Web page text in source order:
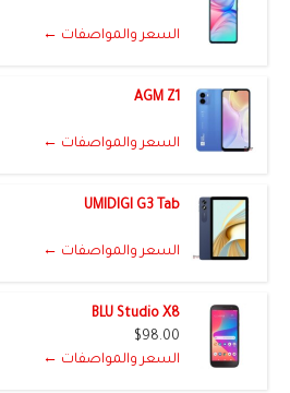
السعر والمواصفات ←
AGM Z1
السعر والمواصفات ←
UMIDIGI G3 Tab
السعر والمواصفات ←
BLU Studio X8
$98.00
السعر والمواصفات ←